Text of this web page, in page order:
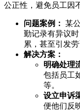
公正性，避免员工因
问题案例： 某
勤记录有异议
累，甚至引发劳
解决方案：
明确处理
包括员工
等。
设立申诉
便他们反